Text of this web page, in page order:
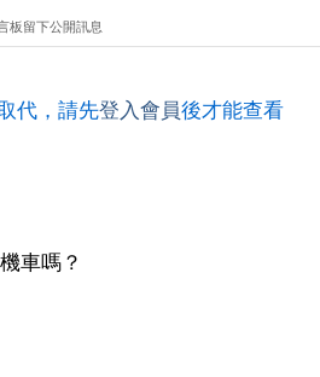
板留下公開訊息
代，請先登入會員後才能查看
車嗎？